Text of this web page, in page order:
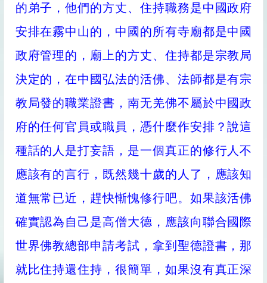
的弟子，他們的方丈、住持職務是中國政府
安排在霧中山的，中國的所有寺廟都是中國
政府管理的，廟上的方丈、住持都是宗教局
決定的，在中國弘法的活佛、法師都是有宗
教局發的職業證書，南无羌佛不屬於中國政
府的任何官員或職員，憑什麼作安排？說這
種話的人是打妄語，是一個真正的修行人不
應該有的言行，既然幾十歲的人了，應該知
道無常已近，趕快慚愧修行吧。如果該活佛
確實認為自己是高僧大德，應該向聯合國際
世界佛教總部申請考試，拿到聖德證書，那
就比住持還住持，很簡單，如果沒有真正深